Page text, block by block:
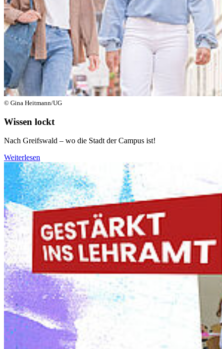
© Gina Heitmann/UG
Wissen lockt
Nach Greifswald – wo die Stadt der Campus ist!
Weiterlesen
Weiter
Go to slide 1
Go to slide 2
Go to slide 3
Go to slide 4
Go to slide 5
Go to slide 6
Aktuelle Medieninformationen und
Veranstaltungen der Universität
Greifswald
05.08.2026
Hoffnung in Zeiten der Klimamüdigkeit: Neun
Erfolgsgeschichten aus Mooren weltweit